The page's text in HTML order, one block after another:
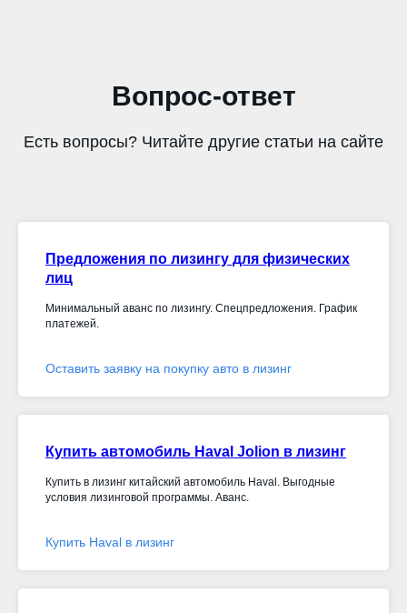
Вопрос-ответ
Есть вопросы? Читайте другие статьи на сайте
Предложения по лизингу для физических
лиц
Минимальный аванс по лизингу. Спецпредложения. График
платежей.
Оставить заявку на покупку авто в лизинг
Купить автомобиль Haval Jolion в лизинг
Купить в лизинг китайский автомобиль Haval. Выгодные
условия лизинговой программы. Аванс.
Купить Haval в лизинг